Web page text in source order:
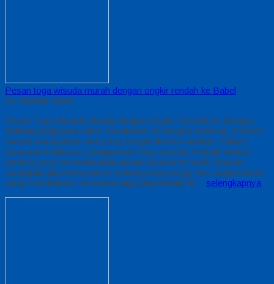
Pesan toga wisuda murah dengan ongkir rendah ke Babel
21 Oktober 2024
Pesan Toga Wisuda Murah dengan Ongkir Rendah ke Bangka
Belitung Bagi para calon wisudawan di Bangka Belitung, momen
wisuda merupakan saat yang sangat dinanti-nantikan. Dalam
perayaan kelulusan, penggunaan toga wisuda menjadi simbol
penting yang menandai pencapaian akademis Anda. Namun,
seringkali ada kekhawatiran tentang biaya tinggi dan ongkos kirim
yang membebani, terutama bagi yang berada di… selengkapnya